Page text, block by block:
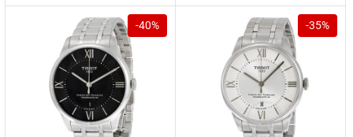
-40% -35%